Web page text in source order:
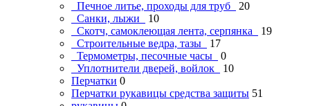
Печное литье, проходы для труб
20
Санки, лыжи
10
Скотч, самоклеющая лента, серпянка
19
Строительные ведра, тазы
17
Термометры, песочные часы
0
Уплотнители дверей, войлок
10
Перчатки 0
Перчатки рукавицы средства защиты 51